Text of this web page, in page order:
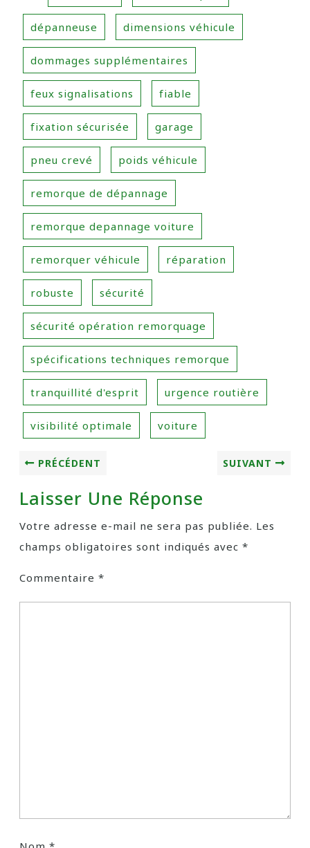
dépanneuse dimensions véhicule
dommages supplémentaires
feux signalisations fiable
fixation sécurisée garage
pneu crevé poids véhicule
remorque de dépannage
remorque depannage voiture
remorquer véhicule réparation
robuste sécurité
sécurité opération remorquage
spécifications techniques remorque
tranquillité d'esprit urgence routière
visibilité optimale voiture
PRÉCÉDENT SUIVANT
Laisser Une Réponse
Votre adresse e-mail ne sera pas publiée. Les
champs obligatoires sont indiqués avec *
Commentaire *